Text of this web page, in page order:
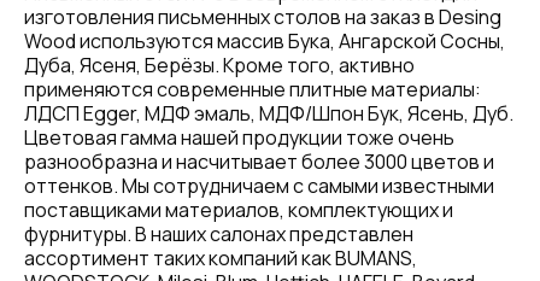
изготовления письменных столов на заказ в Desing
Wood используются массив Бука, Ангарской Сосны,
Дуба, Ясеня, Берёзы. Кроме того, активно
применяются современные плитные материалы:
ЛДСП Egger, МДФ эмаль, МДФ/Шпон Бук, Ясень, Дуб.
Цветовая гамма нашей продукции тоже очень
разнообразна и насчитывает более 3000 цветов и
оттенков. Мы сотрудничаем с самыми известными
поставщиками материалов, комплектующих и
фурнитуры. В наших салонах представлен
ассортимент таких компаний как BUMANS,